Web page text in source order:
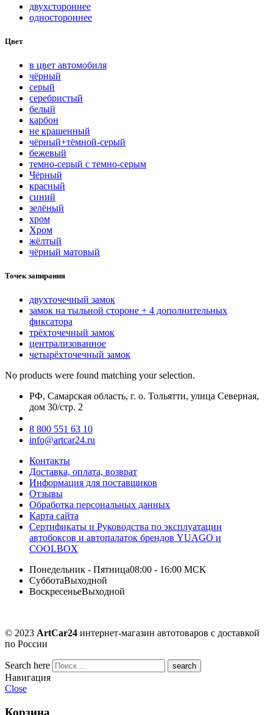
двухстороннее
одностороннее
Цвет
в цвет автомобиля
чёрный
серый
серебристый
белый
карбон
нe кpaшeнный
чёрный+тёмной-серый
бежевый
темно-серый с темно-серым
Чёрный
красный
синий
зелёный
хром
Хром
жёлтый
чёрный матовый
Точек запирания
двухточечный замок
замок на тыльной стороне + 4 дополнительных
фиксатора
трёхточечный замок
централизованное
четырёхточечный замок
No products were found matching your selection.
РФ, Самарская область, г. о. Тольятти, улица Северная,
дом 30/стр. 2
8 800 551 63 10
info@artcar24.ru
Контакты
Доставка, оплата, возврат
Информация для поставщиков
Отзывы
Обработка персональных данных
Карта сайта
Сертификаты и Руководства по эксплуатации
автобоксов и автопалаток брендов YUAGO и
COOLBOX
Понедельник - Пятница08:00 - 16:00 МСК
СубботаВыходной
ВоскресеньеВыходной
© 2023 ArtCar24 интернет-магазин автотоваров с доставкой
по России
Search here
Навигация
Close
Корзина